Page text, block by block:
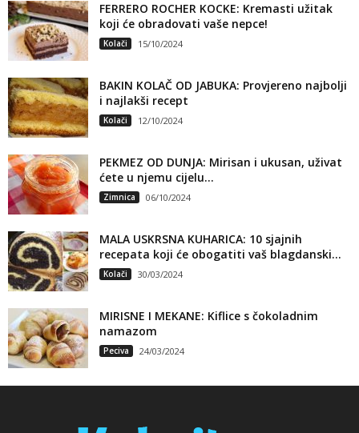
FERRERO ROCHER KOCKE: Kremasti užitak
koji će obradovati vaše nepce!
Kolači 15/10/2024
BAKIN KOLAČ OD JABUKA: Provjereno najbolji
i najlakši recept
Kolači 12/10/2024
PEKMEZ OD DUNJA: Mirisan i ukusan, uživat
ćete u njemu cijelu...
Zimnica 06/10/2024
MALA USKRSNA KUHARICA: 10 sjajnih
recepata koji će obogatiti vaš blagdanski...
Kolači 30/03/2024
MIRISNE I MEKANE: Kiflice s čokoladnim
namazom
Peciva 24/03/2024